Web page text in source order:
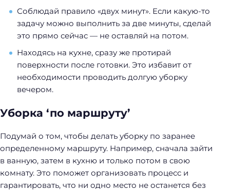
Соблюдай правило «двух минут». Если какую-то
задачу можно выполнить за две минуты, сделай
это прямо сейчас — не оставляй на потом.
Находясь на кухне, сразу же протирай
поверхности после готовки. Это избавит от
необходимости проводить долгую уборку
вечером.
Уборка ‘по маршруту’
Подумай о том, чтобы делать уборку по заранее
определенному маршруту. Например, сначала зайти
в ванную, затем в кухню и только потом в свою
комнату. Это поможет организовать процесс и
гарантировать, что ни одно место не останется без